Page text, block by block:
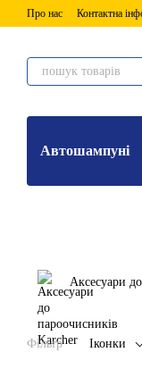
Перейти до основного
Про нас Контактна
Автошампуні
Аксесуари
Фільтр Іконки